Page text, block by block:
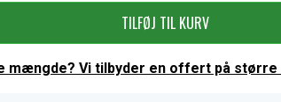
TILFØJ TIL KURV
mængde? Vi tilbyder en offert på større